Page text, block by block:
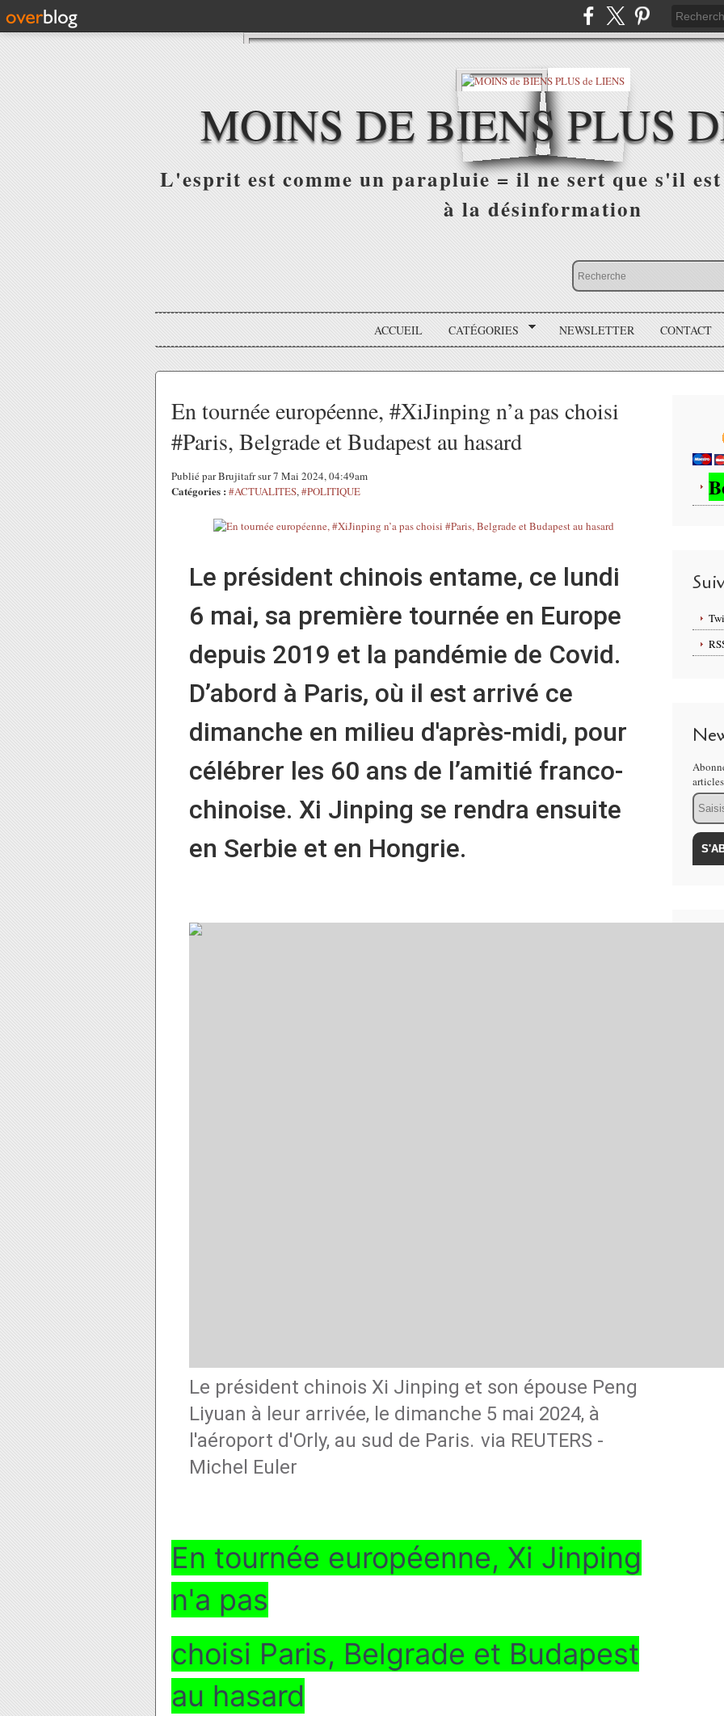
MOINS DE BIENS PLUS
L'esprit est comme un parapluie = il ne sert que s'il
à la désinformation
ACCUEIL CATÉGORIES NEWSLETTER CONTACT
En tournée européenne, #XiJinping n’a pas choisi
#Paris, Belgrade et Budapest au hasard
Publié par Brujitafr sur 7 Mai 2024, 04:49am
Catégories : #ACTUALITES,#POLITIQUE
Le président chinois entame, ce lundi
6 mai, sa première tournée en Europe
depuis 2019 et la pandémie de Covid.
D’abord à Paris, où il est arrivé ce
dimanche en milieu d'après-midi, pour
célébrer les 60 ans de l’amitié franco-
chinoise. Xi Jinping se rendra ensuite
en Serbie et en Hongrie.
Le président chinois Xi Jinping et son épouse Peng
Liyuan à leur arrivée, le dimanche 5 mai 2024, à
l'aéroport d'Orly, au sud de Paris. via REUTERS -
Michel Euler
En tournée européenne, Xi Jinping
n'a pas
choisi Paris, Belgrade et Budapest
au hasard
Email